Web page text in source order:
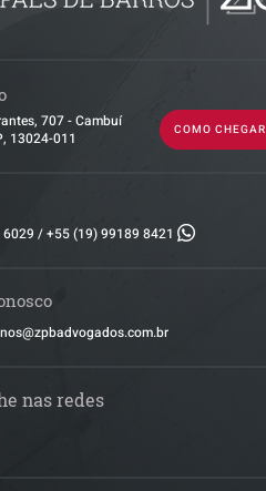
707 - Cambuí
13024-011
COMO CHEGAR
/+55 (19) 99189 8421
nas redes